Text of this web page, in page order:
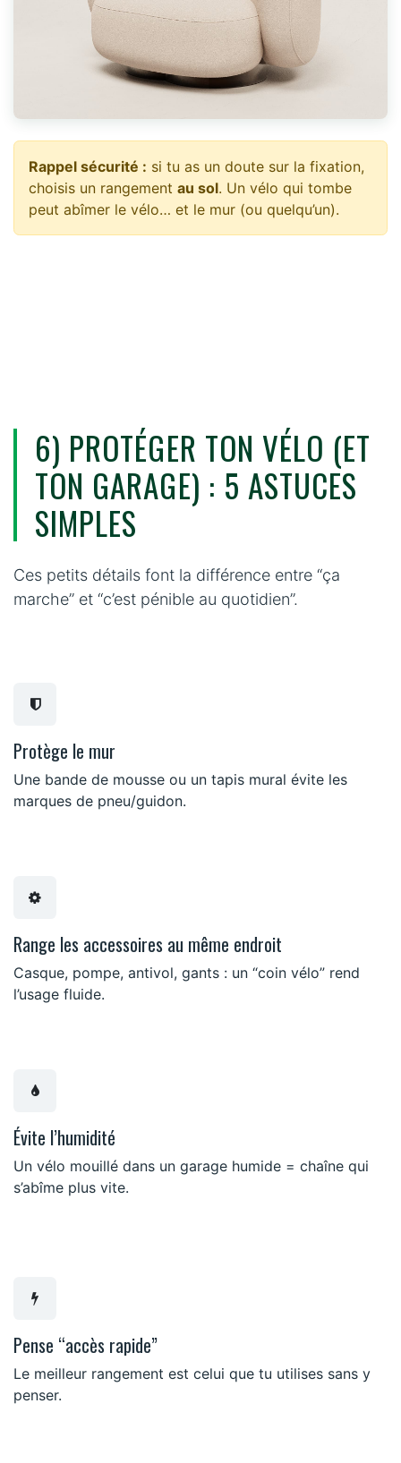
Rappel sécurité : si tu as un doute sur la fixation,
choisis un rangement au sol. Un vélo qui tombe
peut abîmer le vélo… et le mur (ou quelqu’un).
6) PROTÉGER TON VÉLO (ET
TON GARAGE) : 5 ASTUCES
SIMPLES
Ces petits détails font la différence entre “ça
marche” et “c’est pénible au quotidien”.
Protège le mur
Une bande de mousse ou un tapis mural évite les
marques de pneu/guidon.
Range les accessoires au même endroit
Casque, pompe, antivol, gants : un “coin vélo” rend
l’usage fluide.
Évite l’humidité
Un vélo mouillé dans un garage humide = chaîne qui
s’abîme plus vite.
Pense “accès rapide”
Le meilleur rangement est celui que tu utilises sans y
penser.